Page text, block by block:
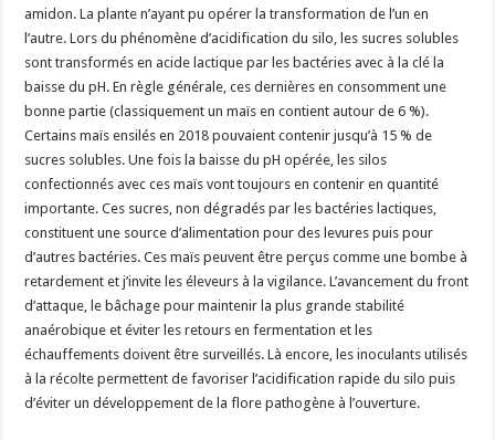
amidon. La plante n’ayant pu opérer la transformation de l’un en
l’autre. Lors du phénomène d’acidification du silo, les sucres solubles
sont transformés en acide lactique par les bactéries avec à la clé la
baisse du pH. En règle générale, ces dernières en consomment une
bonne partie (classiquement un maïs en contient autour de 6 %).
Certains maïs ensilés en 2018 pouvaient contenir jusqu’à 15 % de
sucres solubles. Une fois la baisse du pH opérée, les silos
confectionnés avec ces maïs vont toujours en contenir en quantité
importante. Ces sucres, non dégradés par les bactéries lactiques,
constituent une source d’alimentation pour des levures puis pour
d’autres bactéries. Ces maïs peuvent être perçus comme une bombe à
retardement et j’invite les éleveurs à la vigilance. L’avancement du front
d’attaque, le bâchage pour maintenir la plus grande stabilité
anaérobique et éviter les retours en fermentation et les
échauffements doivent être surveillés. Là encore, les inoculants utilisés
à la récolte permettent de favoriser l’acidification rapide du silo puis
d’éviter un développement de la flore pathogène à l’ouverture.